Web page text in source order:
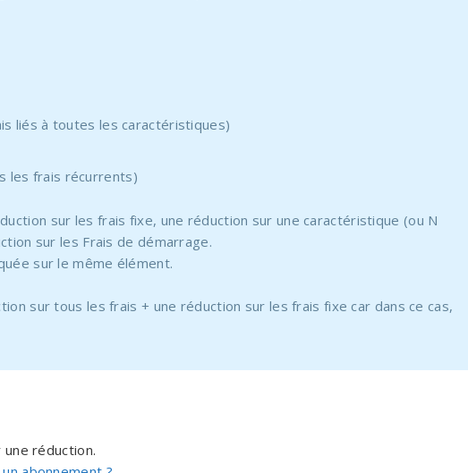
liés à toutes les caractéristiques)
les frais récurrents)
sur les frais fixe, une réduction sur une caractéristique (ou N
sur les Frais de démarrage.
sur le même élément.
sur tous les frais + une réduction sur les frais fixe car dans ce cas,
réduction.